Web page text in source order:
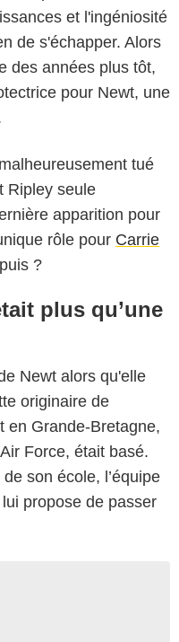
et l'ingéniosité
de s'échapper. Alors
des années plus tôt,
pour Newt, une
tué
Ripley seule
apparition pour
rôle pour Carrie
?
plus qu’une
Newt alors qu'elle
originaire de
en Grande-Bretagne,
Force, était basé.
son école, l’équipe
propose de passer